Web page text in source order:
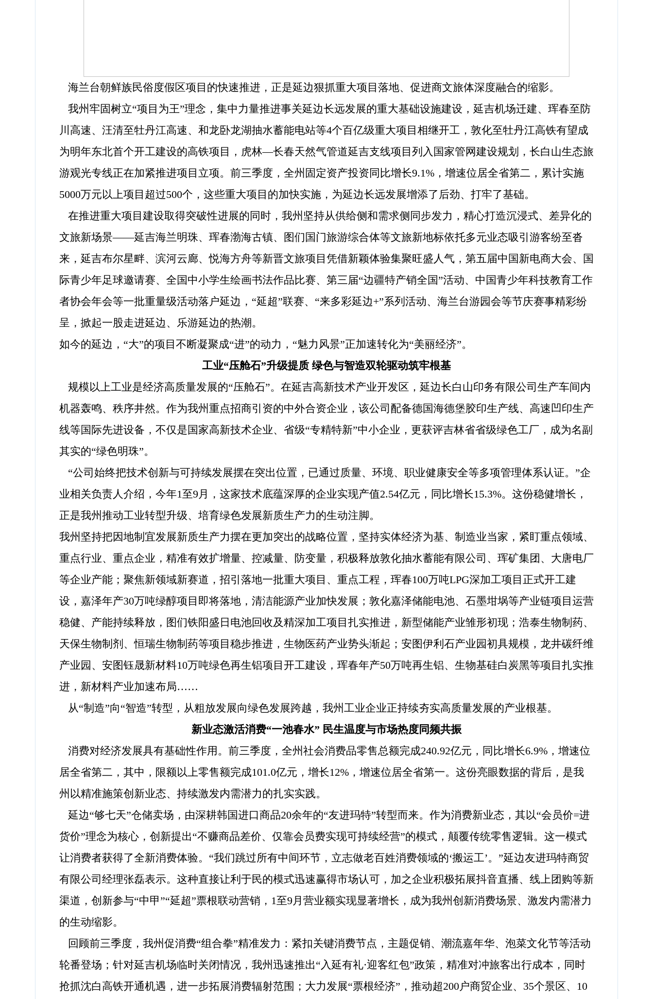
海兰台朝鲜族民俗度假区项目的快速推进，正是延边狠抓重大项目落地、促进商文旅体深度融合的缩影。
我州牢固树立“项目为王”理念，集中力量推进事关延边长远发展的重大基础设施建设，延吉机场迁建、珲春至防
川高速、汪清至牡丹江高速、和龙卧龙湖抽水蓄能电站等4个百亿级重大项目相继开工，敦化至牡丹江高铁有望成
为明年东北首个开工建设的高铁项目，虎林—长春天然气管道延吉支线项目列入国家管网建设规划，长白山生态旅
游观光专线正在加紧推进项目立项。前三季度，全州固定资产投资同比增长9.1%，增速位居全省第二，累计实施
5000万元以上项目超过500个，这些重大项目的加快实施，为延边长远发展增添了后劲、打牢了基础。
在推进重大项目建设取得突破性进展的同时，我州坚持从供给侧和需求侧同步发力，精心打造沉浸式、差异化的
文旅新场景——延吉海兰明珠、珲春渤海古镇、图们国门旅游综合体等文旅新地标依托多元业态吸引游客纷至沓
来，延吉布尔星畔、滨河云廊、悦海方舟等新晋文旅项目凭借新颖体验集聚旺盛人气，第五届中国新电商大会、国
际青少年足球邀请赛、全国中小学生绘画书法作品比赛、第三届“边疆特产销全国”活动、中国青少年科技教育工作
者协会年会等一批重量级活动落户延边，“延超”联赛、“来多彩延边+”系列活动、海兰台游园会等节庆赛事精彩纷
呈，掀起一股走进延边、乐游延边的热潮。
如今的延边，“大”的项目不断凝聚成“进”的动力，“魅力风景”正加速转化为“美丽经济”。
工业“压舱石”升级提质 绿色与智造双轮驱动筑牢根基
规模以上工业是经济高质量发展的“压舱石”。在延吉高新技术产业开发区，延边长白山印务有限公司生产车间内
机器轰鸣、秩序井然。作为我州重点招商引资的中外合资企业，该公司配备德国海德堡胶印生产线、高速凹印生产
线等国际先进设备，不仅是国家高新技术企业、省级“专精特新”中小企业，更获评吉林省省级绿色工厂，成为名副
其实的“绿色明珠”。
“公司始终把技术创新与可持续发展摆在突出位置，已通过质量、环境、职业健康安全等多项管理体系认证。”企
业相关负责人介绍，今年1至9月，这家技术底蕴深厚的企业实现产值2.54亿元，同比增长15.3%。这份稳健增长，
正是我州推动工业转型升级、培育绿色发展新质生产力的生动注脚。
我州坚持把因地制宜发展新质生产力摆在更加突出的战略位置，坚持实体经济为基、制造业当家，紧盯重点领域、
重点行业、重点企业，精准有效扩增量、控减量、防变量，积极释放敦化抽水蓄能有限公司、珲矿集团、大唐电厂
等企业产能；聚焦新领域新赛道，招引落地一批重大项目、重点工程，珲春100万吨LPG深加工项目正式开工建
设，嘉泽年产30万吨绿醇项目即将落地，清洁能源产业加快发展；敦化嘉泽储能电池、石墨坩埚等产业链项目运营
稳健、产能持续释放，图们铁阳盛日电池回收及精深加工项目扎实推进，新型储能产业雏形初现；浩泰生物制药、
天保生物制剂、恒瑞生物制药等项目稳步推进，生物医药产业势头渐起；安图伊利石产业园初具规模，龙井碳纤维
产业园、安图钰晟新材料10万吨绿色再生铝项目开工建设，珲春年产50万吨再生铝、生物基硅白炭黑等项目扎实推
进，新材料产业加速布局……
从“制造”向“智造”转型，从粗放发展向绿色发展跨越，我州工业企业正持续夯实高质量发展的产业根基。
新业态激活消费“一池春水” 民生温度与市场热度同频共振
消费对经济发展具有基础性作用。前三季度，全州社会消费品零售总额完成240.92亿元，同比增长6.9%，增速位
居全省第二，其中，限额以上零售额完成101.0亿元，增长12%，增速位居全省第一。这份亮眼数据的背后，是我
州以精准施策创新业态、持续激发内需潜力的扎实实践。
延边“够七天”仓储卖场，由深耕韩国进口商品20余年的“友进玛特”转型而来。作为消费新业态，其以“会员价=进
货价”理念为核心，创新提出“不赚商品差价、仅靠会员费实现可持续经营”的模式，颠覆传统零售逻辑。这一模式
让消费者获得了全新消费体验。“我们跳过所有中间环节，立志做老百姓消费领域的‘搬运工’。”延边友进玛特商贸
有限公司经理张磊表示。这种直接让利于民的模式迅速赢得市场认可，加之企业积极拓展抖音直播、线上团购等新
渠道，创新参与“中甲”“延超”票根联动营销，1至9月营业额实现显著增长，成为我州创新消费场景、激发内需潜力
的生动缩影。
回顾前三季度，我州促消费“组合拳”精准发力：紧扣关键消费节点，主题促销、潮流嘉年华、泡菜文化节等活动
轮番登场；针对延吉机场临时关闭情况，我州迅速推出“入延有礼·迎客红包”政策，精准对冲旅客出行成本，同时
抢抓沈白高铁开通机遇，进一步拓展消费辐射范围；大力发展“票根经济”，推动超200户商贸企业、35个景区、10